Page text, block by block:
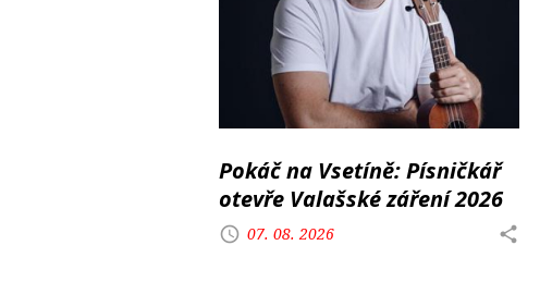
Pokáč na Vsetíně: Písničkář
otevře Valašské záření 2026
07. 08. 2026